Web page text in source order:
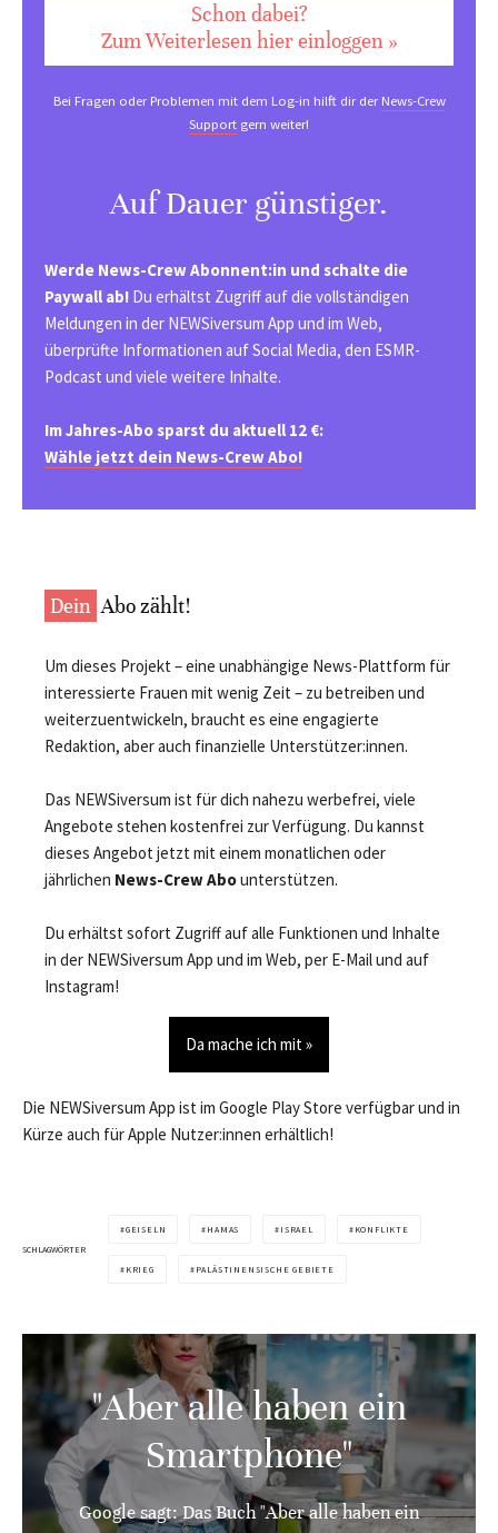
Schon dabei?
Zum Weiterlesen hier einloggen »
Bei Fragen oder Problemen mit dem Log-in hilft dir derNews-Crew
Support gern weiter!
Auf Dauer günstiger.
Werde News-Crew Abonnent:in und schalte die
Paywall ab! Du erhältst Zugriff auf die vollständigen
Meldungen in der NEWSiversum App und im Web,
überprüfte Informationen auf Social Media, den ESMR-
Podcast und viele weitere Inhalte.
Im Jahres-Abo sparst du aktuell 12 €:
Wähle jetzt dein News-Crew Abo!
Dein Abo zählt!
Um dieses Projekt – eine unabhängige News-Plattform für
interessierte Frauen mit wenig Zeit – zu betreiben und
weiterzuentwickeln, braucht es eine engagierte
Redaktion, aber auch finanzielle Unterstützer:innen.
Das NEWSiversum ist für dich nahezu werbefrei, viele
Angebote stehen kostenfrei zur Verfügung. Du kannst
dieses Angebot jetzt mit einem monatlichen oder
jährlichen News-Crew Abounterstützen.
Du erhältst sofort Zugriff auf alle Funktionen und Inhalte
in der NEWSiversum App und im Web, per E-Mail und auf
Instagram!
Da mache ich mit »
Die NEWSiversum App ist im Google Play Store verfügbar und in
Kürze auch für Apple Nutzer:innen erhältlich!
SCHLAGWÖRTER
GEISELN HAMAS ISRAEL KONFLIKTE
KRIEG PALÄSTINENSISCHE GEBIETE
"Aber alle haben ein
Smartphone"
Google sagt: Das Buch "Aber alle haben ein